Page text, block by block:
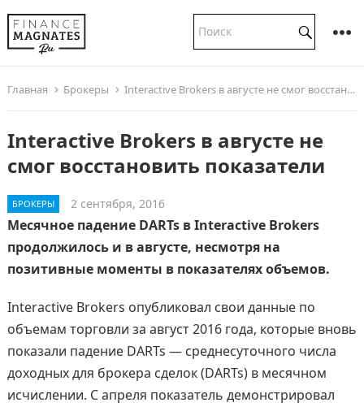
Главная Брокеры Interactive Brokers в августе не смог восстановить показатели
Interactive Brokers в августе не
смог восстановить показатели
БРОКЕРЫ 2 сентября, 2016
Месячное падение DARTs в Interactive Brokers
продолжилось и в августе, несмотря на
позитивные моменты в показателях объемов.
Interactive Brokers опубликовал свои данные по
объемам торговли за август 2016 года, которые вновь
показали падение DARTs — среднесуточного числа
доходных для брокера сделок (DARTs) в месячном
исчислении. C апреля показатель демонстрировал